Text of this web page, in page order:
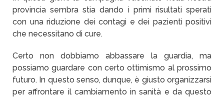
provincia sembra stia dando i primi risultati sperati
con una riduzione dei contagi e dei pazienti positivi
che necessitano di cure.
Certo non dobbiamo abbassare la guardia, ma
possiamo guardare con certo ottimismo al prossimo
futuro. In questo senso, dunque, è giusto organizzarsi
per affrontare il cambiamento in sanità e da questo